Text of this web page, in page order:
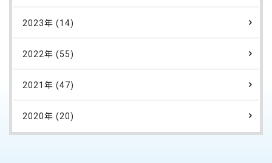
2023年 (14)
2022年 (55)
2021年 (47)
2020年 (20)